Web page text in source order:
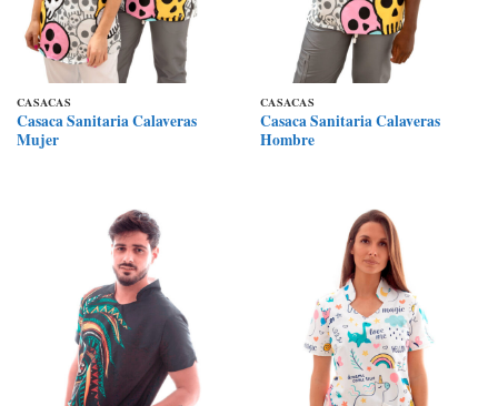
CASACAS
Casaca Sanitaria Calaveras
Mujer
CASACAS
Casaca Sanitaria Calaveras
Hombre